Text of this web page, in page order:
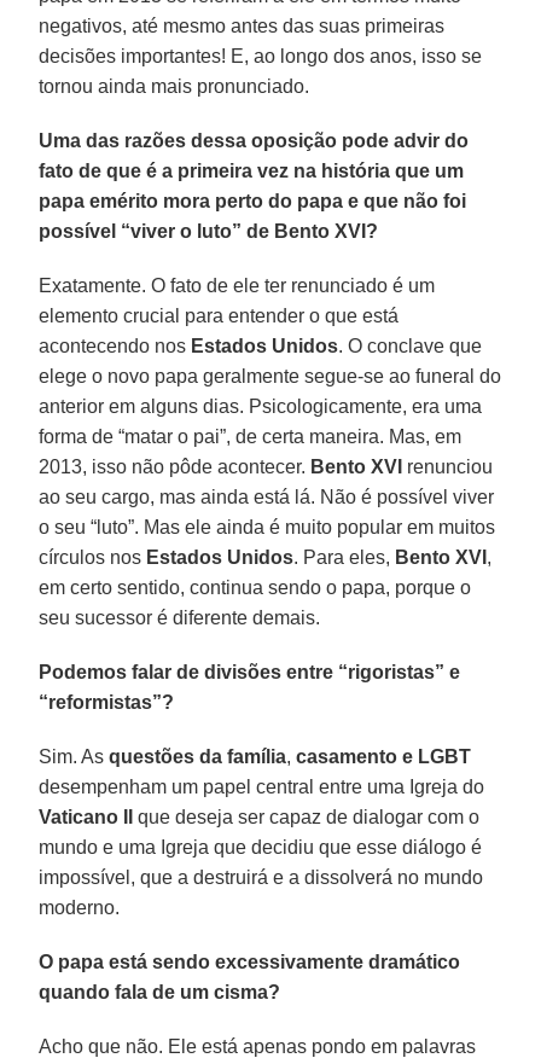
negativos, até mesmo antes das suas primeiras
decisões importantes! E, ao longo dos anos, isso se
tornou ainda mais pronunciado.
Uma das razões dessa oposição pode advir do
fato de que é a primeira vez na história que um
papa emérito mora perto do papa e que não foi
possível “viver o luto” de Bento XVI?
Exatamente. O fato de ele ter renunciado é um
elemento crucial para entender o que está
acontecendo nos Estados Unidos. O conclave que
elege o novo papa geralmente segue-se ao funeral do
anterior em alguns dias. Psicologicamente, era uma
forma de “matar o pai”, de certa maneira. Mas, em
2013, isso não pôde acontecer. Bento XVI renunciou
ao seu cargo, mas ainda está lá. Não é possível viver
o seu “luto”. Mas ele ainda é muito popular em muitos
círculos nos Estados Unidos. Para eles, Bento XVI ,
em certo sentido, continua sendo o papa, porque o
seu sucessor é diferente demais.
Podemos falar de divisões entre “rigoristas” e
“reformistas”?
Sim. Asquestões da família,casamento e LGBT
desempenham um papel central entre uma Igreja do
Vaticano II
que deseja ser capaz de dialogar com o
mundo e uma Igreja que decidiu que esse diálogo é
impossível, que a destruirá e a dissolverá no mundo
moderno.
O papa está sendo excessivamente dramático
quando fala de um cisma?
Acho que não. Ele está apenas pondo em palavras